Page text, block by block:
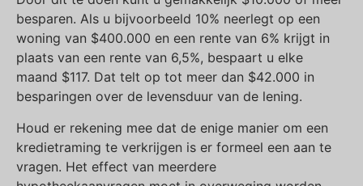
besparen. Als u bijvoorbeeld 10% neerlegt op een
woning van $400.000 en een rente van 6% krijgt in
plaats van een rente van 6,5%, bespaart u elke
maand $117. Dat telt op tot meer dan $42.000 in
besparingen over de levensduur van de lening.
Houd er rekening mee dat de enige manier om een
kredietraming te verkrijgen is er formeel een aan te
vragen. Het effect van meerdere